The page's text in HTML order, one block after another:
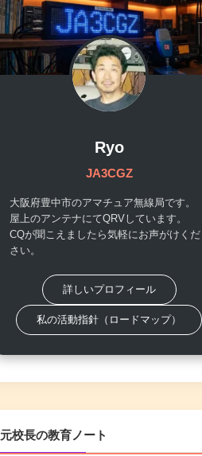
Ryo
JA3CGZ
大阪府豊中市のアマチュア無線局です。
屋上のアンテナにてQRVしています。
CQが聞こえましたら気軽にお声がけくだ
さい。
詳しいプロフィール
私の活動指針（ロードマップ）
元校長の教育ノート